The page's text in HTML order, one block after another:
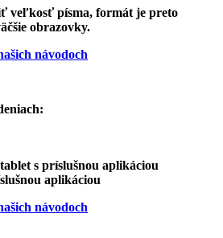
veľkosť písma, formát je preto
obrazovky.
návodoch
s príslušnou aplikáciou
aplikáciou
návodoch